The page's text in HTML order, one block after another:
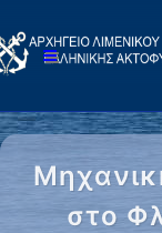
στο